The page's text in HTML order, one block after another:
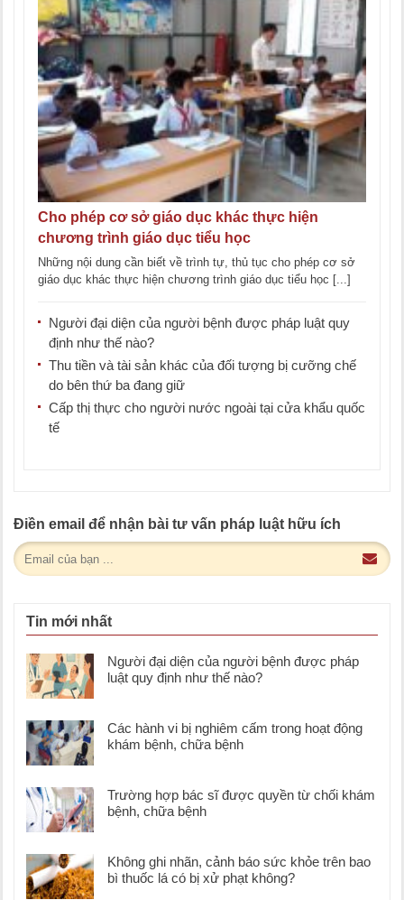
Cho phép cơ sở giáo dục khác thực hiện
chương trình giáo dục tiểu học
Những nội dung cần biết về trình tự, thủ tục cho phép cơ sở
giáo dục khác thực hiện chương trình giáo dục tiểu học [...]
Người đại diện của người bệnh được pháp luật quy
định như thế nào?
Thu tiền và tài sản khác của đối tượng bị cưỡng chế
do bên thứ ba đang giữ
Cấp thị thực cho người nước ngoài tại cửa khẩu quốc
tế
Điền email để nhận bài tư vấn pháp luật hữu ích
Tin mới nhất
Người đại diện của người bệnh được pháp
luật quy định như thế nào?
Các hành vi bị nghiêm cấm trong hoạt động
khám bệnh, chữa bệnh
Trường hợp bác sĩ được quyền từ chối khám
bệnh, chữa bệnh
Không ghi nhãn, cảnh báo sức khỏe trên bao
bì thuốc lá có bị xử phạt không?